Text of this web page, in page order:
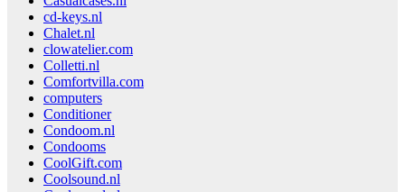
cd-keys.nl
Chalet.nl
clowatelier.com
Colletti.nl
Comfortvilla.com
computers
Conditioner
Condoom.nl
Condooms
CoolGift.com
Coolsound.nl